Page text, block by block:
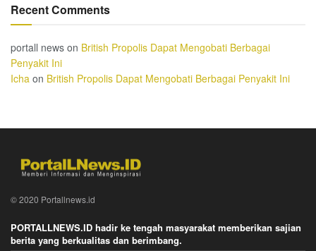
Recent Comments
portall news on British Propolis Dapat Mengobati Berbagai
Penyakit Ini
Icha on British Propolis Dapat Mengobati Berbagai Penyakit Ini
© 2020 Portallnews.id
PORTALLNEWS.ID hadir ke tengah masyarakat memberikan sajian
berita yang berkualitas dan berimbang.